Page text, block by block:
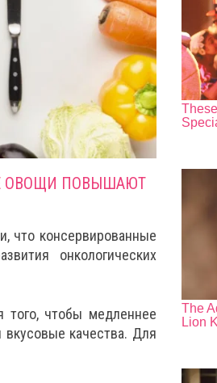
ОВОЩИ ПОВЫШАЮТ
что консервированные
онкологических
того, чтобы медленнее
вкусовые качества. Для